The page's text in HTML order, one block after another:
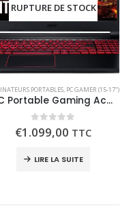
RUPTURE DE STOCK
PORTABLES, PC GAMER (15-17")
PC Portable Gaming Acer Nitro 5 AN515-55-5041 – RTX 3060 – i5
0 out of 5
€1.099,00 TTC
LIRE LA SUITE